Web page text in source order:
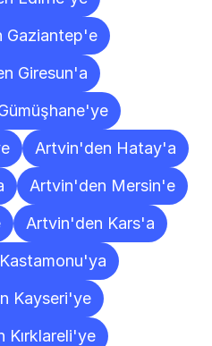
Gaziantep'e
Giresun'a
Artvin'den Hatay'a
Artvin'den Mersin'e
Artvin'den Kars'a
Kayseri'ye
Kırklareli'ye